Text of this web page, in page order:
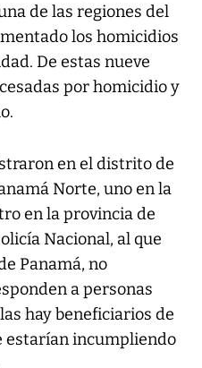
de las regiones del
los homicidios
De estas nueve
por homicidio y
en el distrito de
Norte, uno en la
en la provincia de
Nacional, al que
Panamá, no
a personas
hay beneficiarios de
estarían incumpliendo